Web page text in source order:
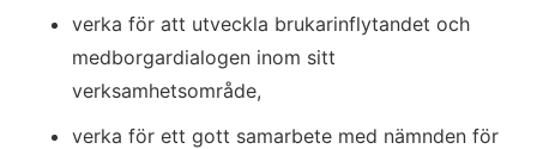
verka för att utveckla brukarinflytandet och
medborgardialogen inom sitt
verksamhetsområde,
verka för ett gott samarbete med nämnden för